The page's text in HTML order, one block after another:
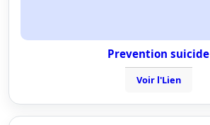
Prevention suicide
Voir l'Lien